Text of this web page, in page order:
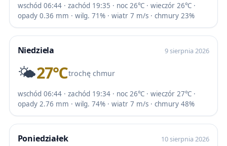
wschód 06:44 · zachód 19:35 · noc 26℃ · wieczór 26℃ ·
opady 0.36 mm · wilg. 71% · wiatr 7 m/s · chmury 23%
Niedziela 9 sierpnia 2026
🌤️27℃trochę chmur
wschód 06:44 · zachód 19:34 · noc 26℃ · wieczór 27℃ ·
opady 2.76 mm · wilg. 74% · wiatr 7 m/s · chmury 48%
Poniedziałek 10 sierpnia 2026